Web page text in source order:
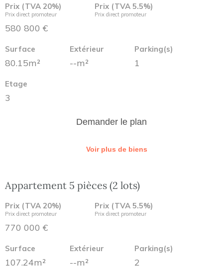
Prix (TVA 20%)
Prix direct promoteur
580 800 €
Prix (TVA 5.5%)
Prix direct promoteur
Surface
80.15m²
Extérieur
--m²
Parking(s)
1
Etage
3
Demander le plan
Voir plus de biens
Appartement 5 pièces (2 lots)
Prix (TVA 20%)
Prix direct promoteur
770 000 €
Prix (TVA 5.5%)
Prix direct promoteur
Surface
107.24m²
Extérieur
--m²
Parking(s)
2